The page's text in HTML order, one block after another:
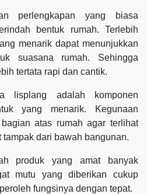
perlengkapan yang biasa
bentuk rumah. Terlebih
menarik dapat menunjukkan
suasana rumah. Sehingga
tertata rapi dan cantik.
lisplang adalah komponen
yang menarik. Kegunaan
atas rumah agar terlihat
tampak dari bawah bangunan.
produk yang amat banyak
mutu yang diberikan cukup
fungsinya dengan tepat.